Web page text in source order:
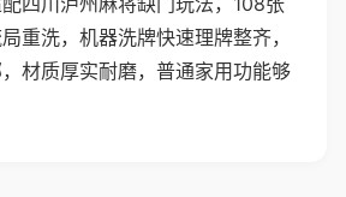
重洗，机器洗牌快速理牌整齐，
材质厚实耐磨，普通家用功能够